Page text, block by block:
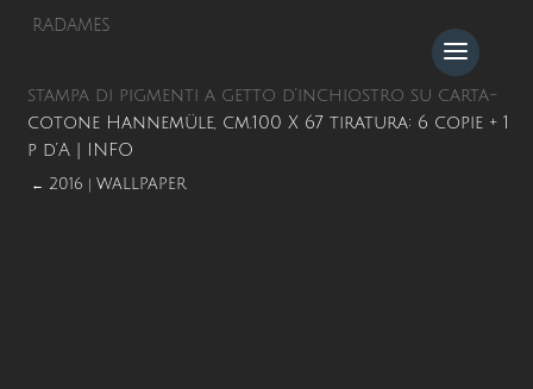
RADAMES
stampa di pigmenti a getto d’inchiostro su carta-
cotone Hannemüle, cm.100 X 67 tiratura: 6 copie + 1
p d’A |
INFO
← 2016 WALLPAPER